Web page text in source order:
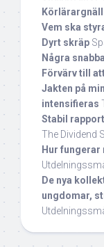
Körlärargnäll
Vem ska
Dyrt skräp
Några
Förvärv till
Jakten på
intensifieras
Stabil
The Dividend
Hur
De nya
ungdomar,